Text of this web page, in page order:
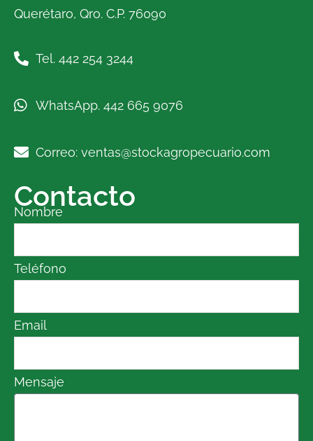
Querétaro, Qro. C.P. 76090
Tel. 442 254 3244
WhatsApp. 442 665 9076
Correo: ventas@stockagropecuario.com
Contacto
Nombre
Teléfono
Email
Mensaje